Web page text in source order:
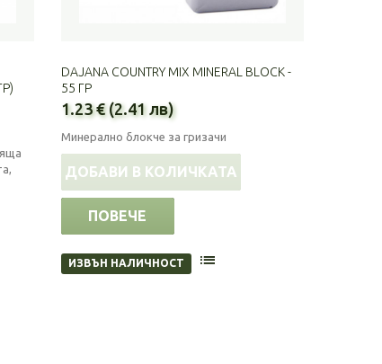
DAJANA COUNTRY MIX MINERAL BLOCK -
55 ГР
1.23 € (2.41 лв)
Минерално блокче за гризачи
ДОБАВИ В КОЛИЧКАТА
ПОВЕЧЕ
ИЗВЪН НАЛИЧНОСТ